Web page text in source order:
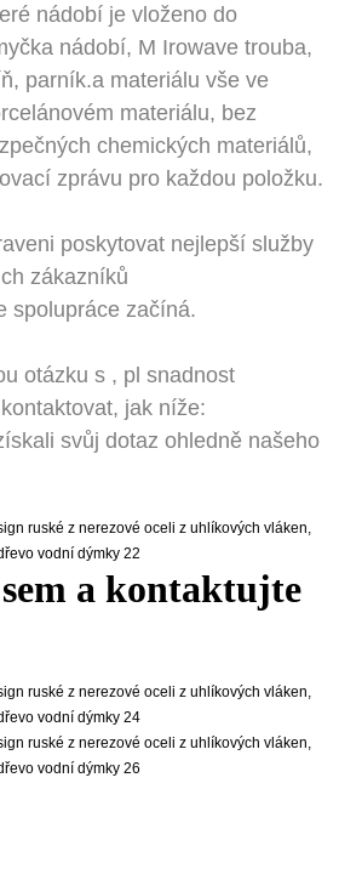
nádobí je vloženo do
nádobí, M Irowave trouba,
parník.a materiálu vše ve
materiálu, bez
chemických materiálů,
zprávu pro každou položku.
poskytovat nejlepší služby
zákazníků
spolupráce začíná.
otázku s , pl snadnost
jak níže:
svůj dotaz ohledně našeho
a kontaktujte